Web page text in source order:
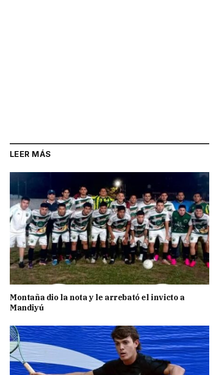
LEER MÁS
Montaña dio la nota y le arrebató el invicto a
Mandiyú